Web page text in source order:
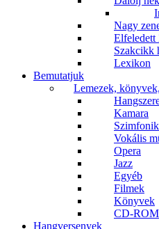
Nagy
Elfeledett
Szakcikk
Lexikon
Bemutatjuk
Lemezek,
Kamara
Vokális
Opera
Jazz
Egyéb
Filmek
Könyvek
CD-ROM
Hangversenyek